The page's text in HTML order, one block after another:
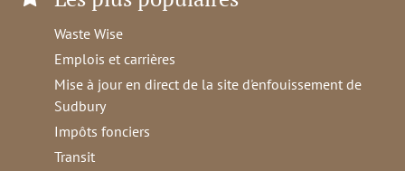
Waste Wise
Emplois et carrières
Mise à jour en direct de la site d'enfouissement de
Sudbury
Impôts fonciers
Transit